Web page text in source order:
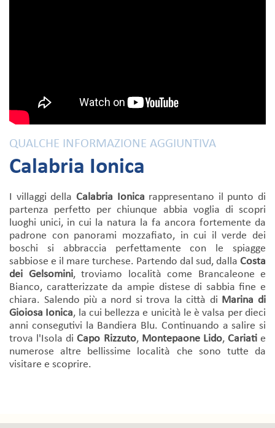
QUALCHE INFORMAZIONE AGGIUNTIVA
Calabria Ionica
I villaggi della Calabria Ionica rappresentano il punto di
partenza perfetto per chiunque abbia voglia di scopri
luoghi unici, in cui la natura la fa ancora fortemente da
padrone con panorami mozzafiato, in cui il verde dei
boschi si abbraccia perfettamente con le spiagge
sabbiose e il mare turchese. Partendo dal sud, dalla Costa
dei Gelsomini, troviamo località come Brancaleone e
Bianco, caratterizzate da ampie distese di sabbia fine e
chiara. Salendo più a nord si trova la città di Marina di
Gioiosa Ionica, la cui bellezza e unicità le è valsa per dieci
anni consegutivi la Bandiera Blu. Continuando a salire si
trova l'Isola di Capo Rizzuto, Montepaone Lido, Cariatie
numerose altre bellissime località che sono tutte da
visitare e scoprire.